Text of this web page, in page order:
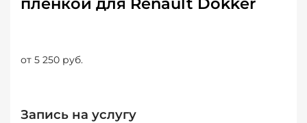
от 5 250 руб.
Запись на услугу